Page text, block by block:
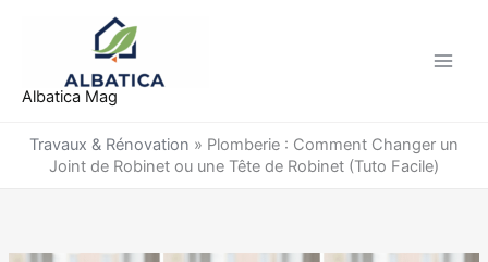
Albatica Mag
Travaux & Rénovation » Plomberie : Comment Changer un
Joint de Robinet ou une Tête de Robinet (Tuto Facile)